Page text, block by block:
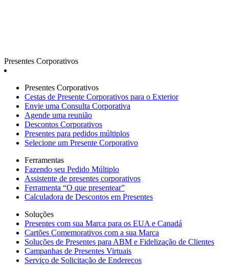
Presentes Corporativos
Presentes Corporativos
Cestas de Presente Corporativos para o Exterior
Envie uma Consulta Corporativa
Agende uma reunião
Descontos Corporativos
Presentes para pedidos múltiplos
Selecione um Presente Corporativo
Ferramentas
Fazendo seu Pedido Múltiplo
Assistente de presentes corporativos
Ferramenta “O que presentear”
Calculadora de Descontos em Presentes
Soluções
Presentes com sua Marca para os EUA e Canadá
Cartões Comemorativos com a sua Marca
Soluções de Presentes para ABM e Fidelização de Clientes
Campanhas de Presentes Virtuais
Serviço de Solicitação de Endereços